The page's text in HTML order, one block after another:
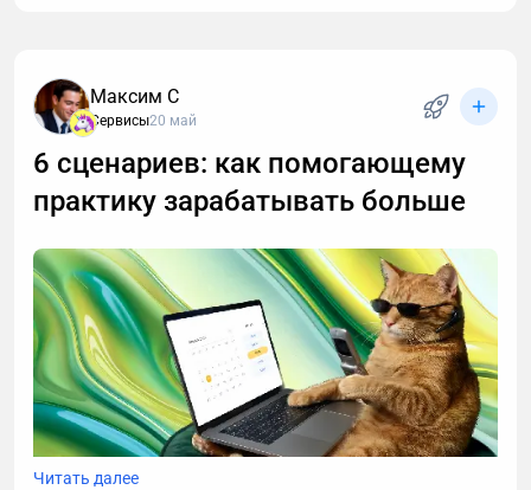
Максим С
Сервисы20 май
6 сценариев: как помогающему
практику зарабатывать больше
Читать далее